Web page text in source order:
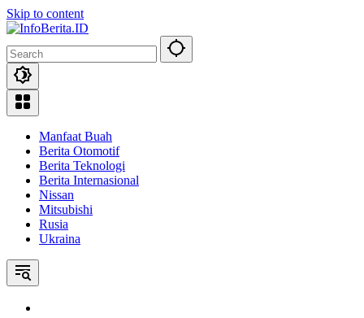
Skip to content
Manfaat Buah
Berita Otomotif
Berita Teknologi
Berita Internasional
Nissan
Mitsubishi
Rusia
Ukraina